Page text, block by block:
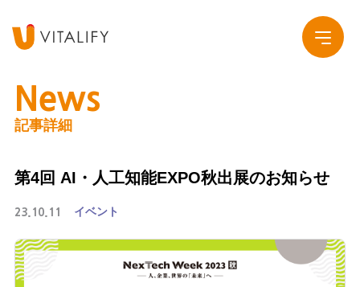
Company
会社概要
Service
News
News
記事詳細
第4回 AI・人工知能EXPO秋出展のお知らせ
23.10.11 イベント